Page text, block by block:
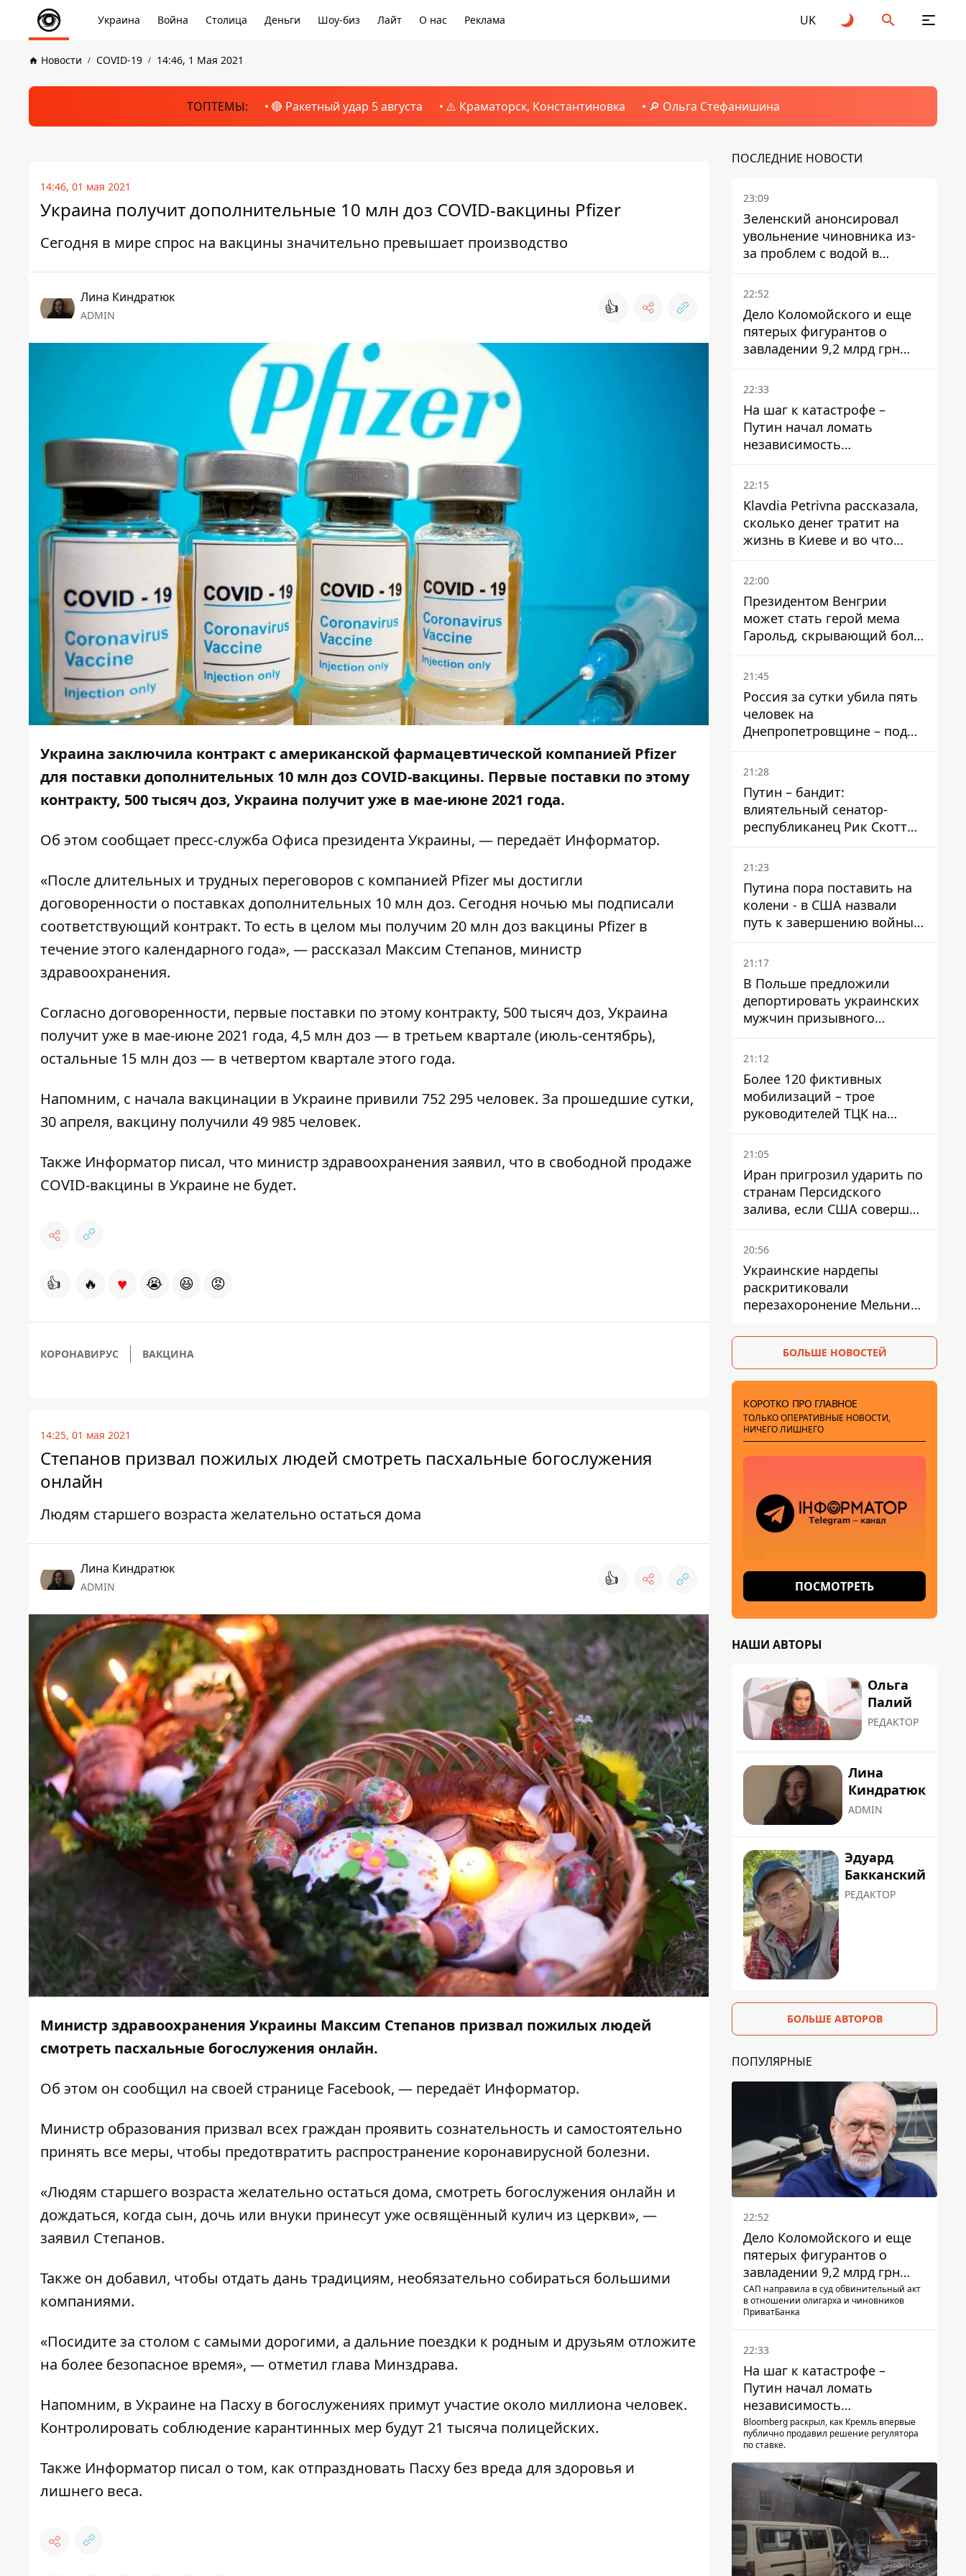
Украина Война Столица Деньги Шоу-биз Лайт О нас Реклама UK
Новости COVID-19 14:46, 1 Мая 2021
ТОПТЕМЫ: 🔴 Ракетный удар 5 августа ⚠️ Краматорск, Константиновка 🔎 Ольга Стефанишина
14:46, 01 мая 2021
Украина получит дополнительные 10 млн доз COVID-вакцины Pfizer
Сегодня в мире спрос на вакцины значительно превышает производство
Лина Киндратюк
ADMIN 👍
Украина заключила контракт с американской фармацевтической компанией Pfizer
для поставки дополнительных 10 млн доз COVID-вакцины. Первые поставки по этому
контракту, 500 тысяч доз, Украина получит уже в мае-июне 2021 года.
Об этом сообщает пресс-служба Офиса президента Украины, — передаёт Информатор.
«После длительных и трудных переговоров с компанией Pfizer мы достигли
договоренности о поставках дополнительных 10 млн доз. Сегодня ночью мы подписали
соответствующий контракт. То есть в целом мы получим 20 млн доз вакцины Pfizer в
течение этого календарного года», — рассказал Максим Степанов, министр
здравоохранения.
Согласно договоренности, первые поставки по этому контракту, 500 тысяч доз, Украина
получит уже в мае-июне 2021 года, 4,5 млн доз — в третьем квартале (июль-сентябрь),
остальные 15 млн доз — в четвертом квартале этого года.
Напомним, с начала вакцинации в Украине привили 752 295 человек. За прошедшие сутки,
30 апреля, вакцину получили 49 985 человек.
Также Информатор писал, что министр здравоохранения заявил, что в свободной продаже
COVID-вакцины в Украине не будет.
👍 🔥 ♥ 😭 😆 😡
КОРОНАВИРУС ВАКЦИНА
14:25, 01 мая 2021
Степанов призвал пожилых людей смотреть пасхальные богослужения
онлайн
Людям старшего возраста желательно остаться дома
Лина Киндратюк
ADMIN 👍
Министр здравоохранения Украины Максим Степанов призвал пожилых людей
смотреть пасхальные богослужения онлайн.
Об этом он сообщил на своей странице Facebook, — передаёт Информатор.
Министр образования призвал всех граждан проявить сознательность и самостоятельно
принять все меры, чтобы предотвратить распространение коронавирусной болезни.
«Людям старшего возраста желательно остаться дома, смотреть богослужения онлайн и
дождаться, когда сын, дочь или внуки принесут уже освящённый кулич из церкви», —
заявил Степанов.
Также он добавил, чтобы отдать дань традициям, необязательно собираться большими
компаниями.
«Посидите за столом с самыми дорогими, а дальние поездки к родным и друзьям отложите
на более безопасное время», — отметил глава Минздрава.
Напомним, в Украине на Пасху в богослужениях примут участие около миллиона человек.
Контролировать соблюдение карантинных мер будут 21 тысяча полицейских.
Также Информатор писал о том, как отпраздновать Пасху без вреда для здоровья и
лишнего веса.
ПОСЛЕДНИЕ НОВОСТИ
23:09
Зеленский анонсировал
увольнение чиновника из-
за проблем с водой в
Марганце
22:52
Дело Коломойского и еще
пятерых фигурантов о
завладении 9,2 млрд грн
ПриватБанка направили в
суд
22:33
На шаг к катастрофе –
Путин начал ломать
независимость
собственного Центробанка,
заставив снизить базовую
ставку
22:15
Klavdia Petrivna рассказала,
сколько денег тратит на
жизнь в Киеве и во что
вкладывает миллионы
22:00
Президентом Венгрии
может стать герой мема
Гарольд, скрывающий боль
– он возглавил народное
голосование
21:45
Россия за сутки убила пять
человек на
Днепропетровщине – под
ударами оказались пять
районов области
21:28
Путин – бандит:
влиятельный сенатор-
республиканец Рик Скотт
призвал Конгресс привлечь
РФ к ответственности за
21:23
Путина пора поставить на
колени - в США назвали
путь к завершению войны -
National Security Journal
21:17
В Польше предложили
депортировать украинских
мужчин призывного
возраста - кого это может
затронуть
21:12
Более 120 фиктивных
мобилизаций – трое
руководителей ТЦК на
Волыни и Буковине
получили подозрения за
21:05
Иран пригрозил ударить по
странам Персидского
залива, если США совершат
хотя бы одну атаку - Reuters
20:56
Украинские нардепы
раскритиковали
перезахоронение Мельника
дипломатической изоляции
БОЛЬШЕ НОВОСТЕЙ
КОРОТКО ПРО ГЛАВНОЕ
ТОЛЬКО ОПЕРАТИВНЫЕ НОВОСТИ,
НИЧЕГО ЛИШНЕГО
ПОСМОТРЕТЬ
НАШИ АВТОРЫ
Ольга
Палий
РЕДАКТОР
Лина
Киндратюк
ADMIN
Эдуард
Бакканский
РЕДАКТОР
БОЛЬШЕ АВТОРОВ
ПОПУЛЯРНЫЕ
22:52
Дело Коломойского и еще
пятерых фигурантов о
завладении 9,2 млрд грн
ПриватБанка направили в
суд
САП направила в суд обвинительный акт
в отношении олигарха и чиновников
ПриватБанка
22:33
На шаг к катастрофе –
Путин начал ломать
независимость
собственного Центробанка,
заставив снизить базовую
Bloomberg раскрыл, как Кремль впервые
публично продавил решение регулятора
по ставке.